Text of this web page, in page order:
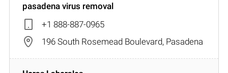
pasadena virus removal
+1 888-887-0965
196 South Rosemead Boulevard, Pasadena